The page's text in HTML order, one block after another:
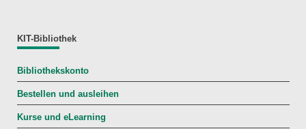
KIT-Bibliothek
Bibliothekskonto
Bestellen und ausleihen
Kurse und eLearning